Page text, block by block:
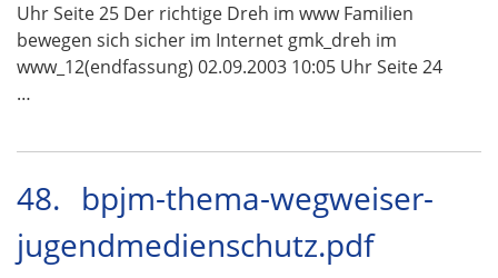
Uhr Seite 25 Der richtige Dreh im www Familien
bewegen sich sicher im Internet gmk_dreh im
www_12(endfassung) 02.09.2003 10:05 Uhr Seite 24
…
48. bpjm-thema-wegweiser-
jugendmedienschutz.pdf